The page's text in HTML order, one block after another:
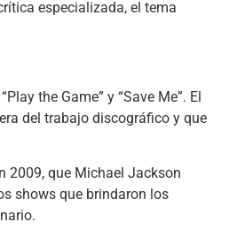
especializada, el tema
the Game” y “Save Me”. El
del trabajo discográfico y que
2009, que Michael Jackson
shows que brindaron los